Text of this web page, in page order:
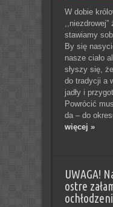
W dobie
stawiamy
By się
nasze ciało
słyszy się,
do tradycji a
jadły i
Powrócić
da – do
więcej »
UWAGA!
ostre